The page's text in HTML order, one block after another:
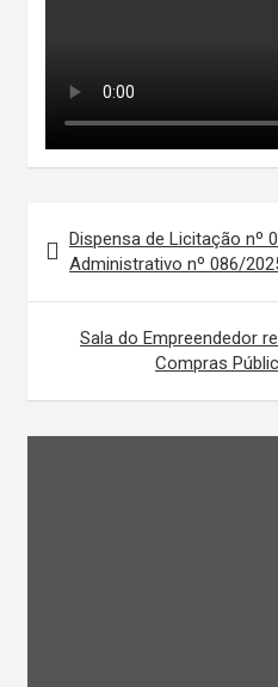
de
Post
Dispensa de Licitação nº
Administrativo nº 086/
Sala do Empreendedor
Compras